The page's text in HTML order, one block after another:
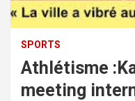
SPORTS
Athlétisme
meeting